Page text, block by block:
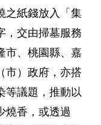
之紙錢放入「集
，交由掃墓服務
市、桃園縣、嘉
市）政府，亦搭
等議題，推動以
燒香，或透過